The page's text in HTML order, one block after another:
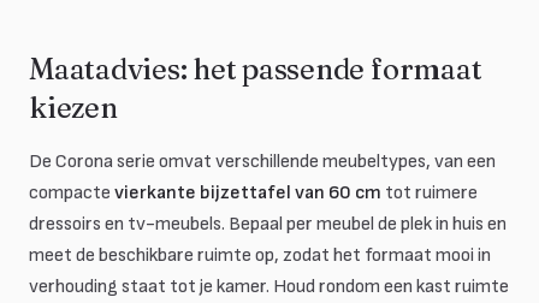
Maatadvies: het passende formaat
kiezen
De Corona serie omvat verschillende meubeltypes, van een
compacte vierkante bijzettafel van 60 cm tot ruimere
dressoirs en tv-meubels. Bepaal per meubel de plek in huis en
meet de beschikbare ruimte op, zodat het formaat mooi in
verhouding staat tot je kamer. Houd rondom een kast ruimte